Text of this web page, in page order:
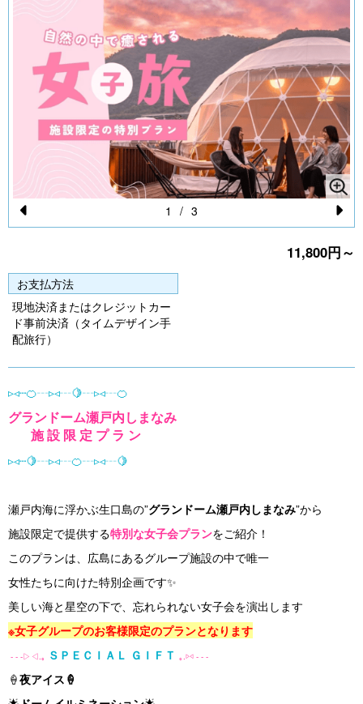
Pr
vi
o
u
s
N
e
1 / 3
11,800円～
お支払方法
現地決済またはクレジットカー
ド事前決済（タイムデザイン手
配旅行）
▹◃┄🍊┄▹◃┄🍋┄▹◃┄🍊
グランドーム瀬戸内しまなみ
施 設 限 定 プ ラ ン
▹◃┄🍋┄▹◃┄🍊┄▹◃┄🍋
瀬戸内海に浮かぶ生口島の”グランドーム瀬戸内しまなみ”から
施設限定で提供する特別な女子会プランをご紹介！
このプランは、広島にあるグループ施設の中で唯一
女性たちに向けた特別企画です✨
美しい海と星空の下で、忘れられない女子会を演出します
※女子グループのお客様限定のプランとなります
- - -▷◁.｡ ＳＰＥＣＩＡＬ ＧＩＦＴ ｡.▷◁ - - -
🍦夜アイス🍦